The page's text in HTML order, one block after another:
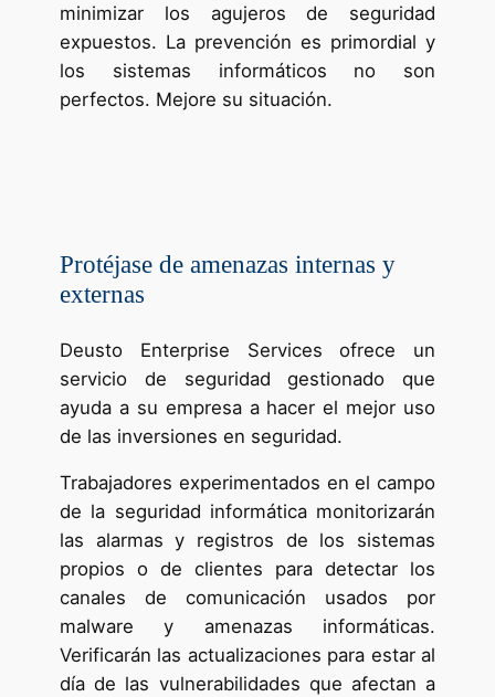
minimizar los agujeros de seguridad
expuestos. La prevención es primordial y
los sistemas informáticos no son
perfectos. Mejore su situación.
Protéjase de amenazas internas y
externas
Deusto Enterprise Services ofrece un
servicio de seguridad gestionado que
ayuda a su empresa a hacer el mejor uso
de las inversiones en seguridad.
Trabajadores experimentados en el campo
de la seguridad informática monitorizarán
las alarmas y registros de los sistemas
propios o de clientes para detectar los
canales de comunicación usados por
malware y amenazas informáticas.
Verificarán las actualizaciones para estar al
día de las vulnerabilidades que afectan a